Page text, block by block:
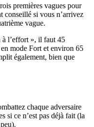
premières vagues pour
conseillé si vous n’arrivez
vague.
l’effort », il faut 45
mode Fort et environ 65
également, bien que
chaque adversaire
si ce n’est pas déjà fait (la